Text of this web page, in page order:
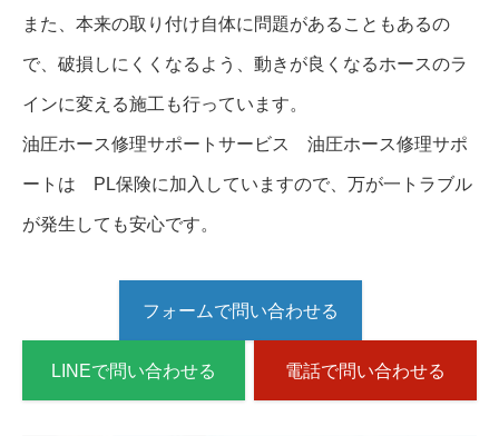
また、本来の取り付け自体に問題があることもあるの
で、破損しにくくなるよう、動きが良くなるホースのラ
インに変える施工も行っています。
油圧ホース修理サポートサービス 油圧ホース修理サポ
ートは PL保険に加入していますので、万が一トラブル
が発生しても安心です。
フォームで問い合わせる
LINEで問い合わせる 電話で問い合わせる